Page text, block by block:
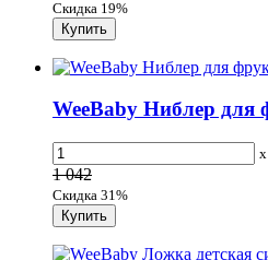
Скидка 19%
WeeBaby Ниблер для
x
1 042
Скидка 31%